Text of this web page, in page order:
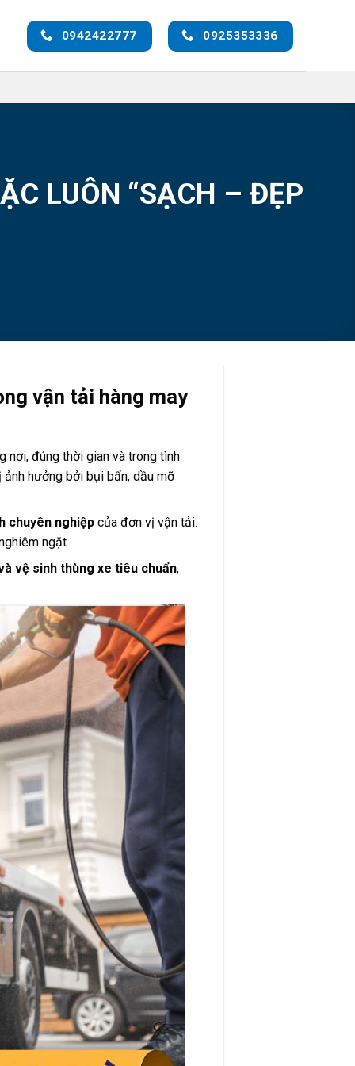
0942422777 0925353336
LUÔN “SẠCH – ĐẸP
vận tải hàng may
nơi, đúng thời gian và trong tình
ảnh hưởng bởi bụi bẩn, dầu mỡ
chuyên nghiệp của đơn vị vận tải.
ngặt.
vệ sinh thùng xe tiêu chuẩn,